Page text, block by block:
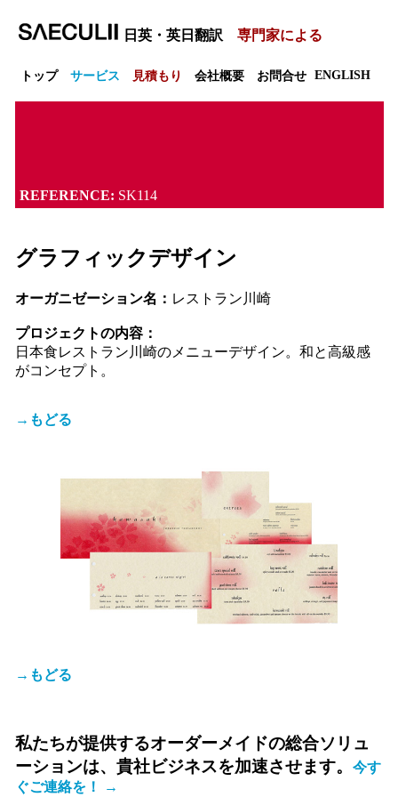
日英・英日翻訳 専門家による
トップ サービス 見積もり 会社概要 お問合せ ENGLISH
REFERENCE: SK114
グラフィックデザイン
オーガニゼーション名： レストラン川崎
プロジェクトの内容：
日本食レストラン川崎のメニューデザイン。和と高級感
がコンセプト。
→もどる
→もどる
私たちが提供するオーダーメイドの総合ソリュ
ーションは、貴社ビジネスを加速させます。
今す
ぐご連絡を！ →